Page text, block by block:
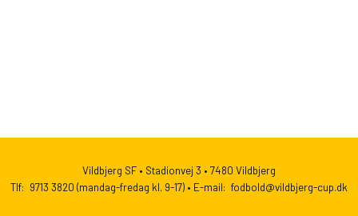
Vildbjerg SF • Stadionvej 3 • 7480 Vildbjerg
Tlf: 9713 3820 (mandag-fredag kl. 9-17) • E-mail: fodbold@vildbjerg-cup.dk